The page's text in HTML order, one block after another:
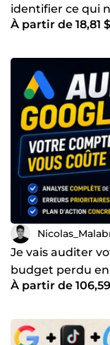
identifier ce qui
À partir de 18,81
Je vais auditer
budget perdu
À partir de